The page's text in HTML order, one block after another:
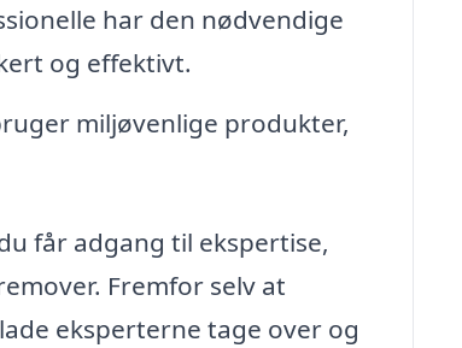
har den nødvendige
og effektivt.
miljøvenlige produkter,
får adgang til ekspertise,
Fremfor selv at
eksperterne tage over og